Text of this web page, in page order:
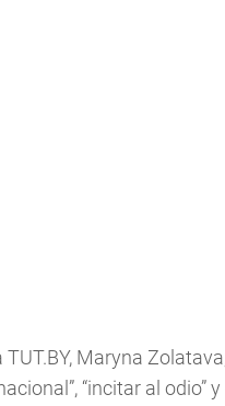
Maryna
“incitar al odio”